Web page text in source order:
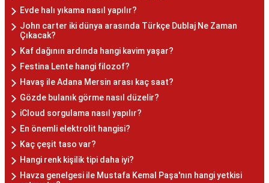
Evde halı yıkama nasıl yapılır?
John carter iki dünya arasında Türkçe Dublaj Ne Zaman
Çıkacak?
Kaf dağının ardında hangi kavim yaşar?
Festina Lente hangi filozof?
Havaş ile Adana Mersin arası kaç saat?
Gözde bulanık görme nasıl düzelir?
iCloud sorgulama nasıl yapılır?
En önemli elektrolit hangisi?
Kaç çeşit taso var?
Hangi renk kişilik tipi daha iyi?
Havza genelgesi ile Mustafa Kemal Paşa'nın hangi yetkisi